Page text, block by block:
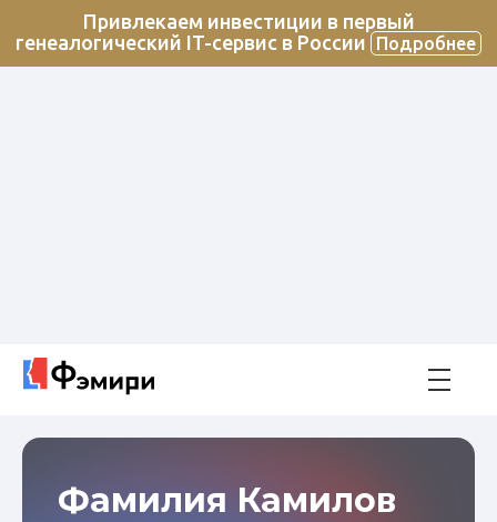
Привлекаем инвестиции в первый
генеалогический IT-сервис в России
Подробнее
Фамилия Камилов